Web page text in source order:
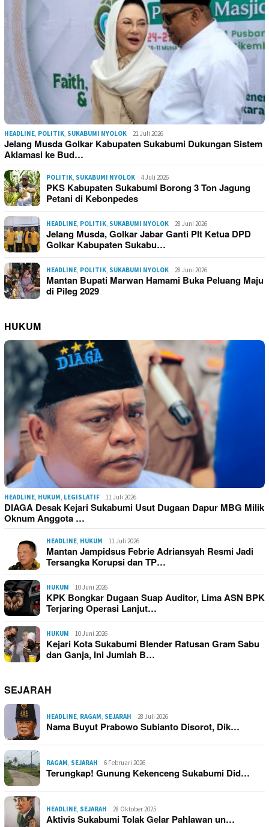
HEADLINE, POLITIK, SUKABUMI NYOLOK 21 Juli 2026
Jelang Musda Golkar Kabupaten Sukabumi Dukungan Sistem
Aklamasi ke Bud…
POLITIK, SUKABUMI NYOLOK 4 Juli 2026
PKS Kabupaten Sukabumi Borong 3 Ton Jagung
Petani di Kebonpedes
HEADLINE, POLITIK, SUKABUMI NYOLOK 28 Juni 2026
Jelang Musda, Golkar Jabar Ganti Plt Ketua DPD
Golkar Kabupaten Sukabu…
HEADLINE, POLITIK, SUKABUMI NYOLOK 28 Juni 2026
Mantan Bupati Marwan Hamami Buka Peluang Maju
di Pileg 2029
HUKUM
HEADLINE, HUKUM, LEGISLATIF 11 Juli 2026
DIAGA Desak Kejari Sukabumi Usut Dugaan Dapur MBG Milik
Oknum Anggota …
HEADLINE, HUKUM 11 Juli 2026
Mantan Jampidsus Febrie Adriansyah Resmi Jadi
Tersangka Korupsi dan TP…
HUKUM 10 Juni 2026
KPK Bongkar Dugaan Suap Auditor, Lima ASN BPK
Terjaring Operasi Lanjut…
HUKUM 10 Juni 2026
Kejari Kota Sukabumi Blender Ratusan Gram Sabu
dan Ganja, Ini Jumlah B…
SEJARAH
HEADLINE, RAGAM, SEJARAH 28 Juli 2026
Nama Buyut Prabowo Subianto Disorot, Dik…
RAGAM, SEJARAH 6 Februari 2026
Terungkap! Gunung Kekenceng Sukabumi Did…
HEADLINE, SEJARAH 28 Oktober 2025
Aktivis Sukabumi Tolak Gelar Pahlawan un…